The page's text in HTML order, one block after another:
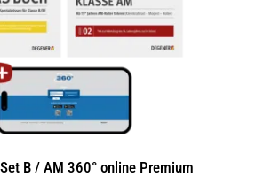
B / AM 360° online Premium